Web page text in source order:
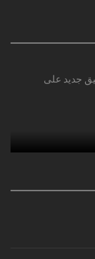
جديد على